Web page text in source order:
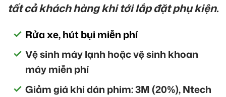
tất cả khách hàng khi tới lắp đặt phụ kiện.
Rửa xe, hút bụi miễn phí
Vệ sinh máy lạnh hoặc vệ sinh khoan
máy miễn phí
Giảm giá khi dán phim: 3M (20%), Ntech